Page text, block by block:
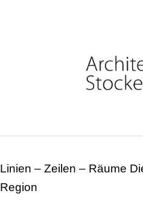
Linien – Zeilen – Räume
Region